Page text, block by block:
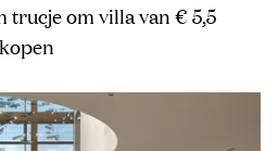
trucje om villa van € 5,5